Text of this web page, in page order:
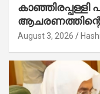
ആചരണത്തിന്റെ
കാൽനാട്ട്
August 3, 2026